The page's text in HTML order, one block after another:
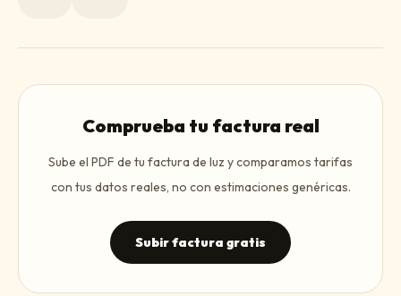
Comprueba tu factura real
Sube el PDF de tu factura de luz y comparamos tarifas
con tus datos reales, no con estimaciones genéricas.
Subir factura gratis